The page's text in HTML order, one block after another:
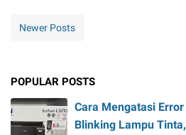
Newer Posts
POPULAR POSTS
Cara Mengatasi
Blinking Lampu